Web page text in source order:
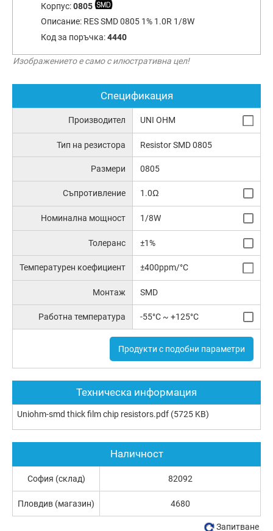
Корпус:0805
Описание: RES SMD 0805 1% 1.0R 1/8W
Код за поръчка:4440
Изображението е само с илюстративна цел!
Спецификация
Производител UNI OHM
Тип на резистора Resistor SMD 0805
Размери 0805
Съпротивление 1.0Ω
Номинална мощност 1/8W
Толеранс ±1%
Температурен коефициент ±400ppm/°C
Монтаж SMD
Работна температура -55°C ~ +125°C
Продукти с подобни параметри
Техническа информация
Uniohm-smd thick film chip resistors.pdf (5725 KB)
Наличност
София (склад) 82092
Пловдив (магазин) 4680
Запитване